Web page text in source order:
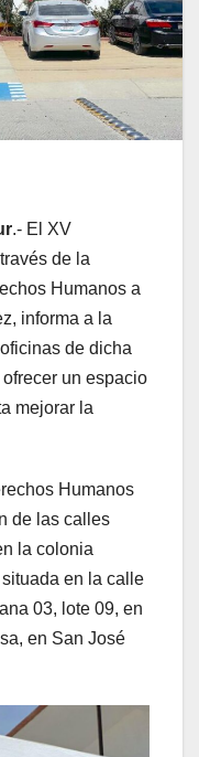
.- El XV
de la
Humanos a
informa a la
de dicha
un espacio
mejorar la
Humanos
de las calles
la colonia
en la calle
03, lote 09, en
en San José